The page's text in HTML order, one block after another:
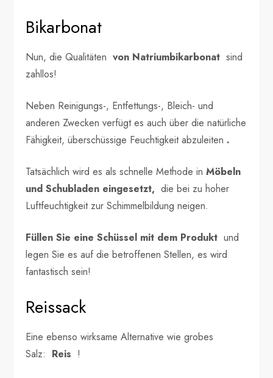
Bikarbonat
Nun, die Qualitätenvon Natriumbikarbonat sind
zahllos!
Neben Reinigungs-, Entfettungs-, Bleich- und
anderen Zwecken verfügt es auch über die natürliche
Fähigkeit, überschüssige Feuchtigkeit abzuleiten .
Tatsächlich wird es als schnelle Methode inMöbeln
und Schubladen eingesetzt, die bei zu hoher
Luftfeuchtigkeit zur Schimmelbildung neigen.
Füllen Sie eine Schüssel mit dem Produkt und
legen Sie es auf die betroffenen Stellen, es wird
fantastisch sein!
Reissack
Eine ebenso wirksame Alternative wie grobes
Salz: Reis !